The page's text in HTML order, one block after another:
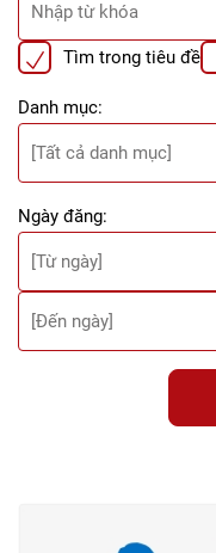
Tìm trong tiêu đề
Danh mục:
Ngày đăng: